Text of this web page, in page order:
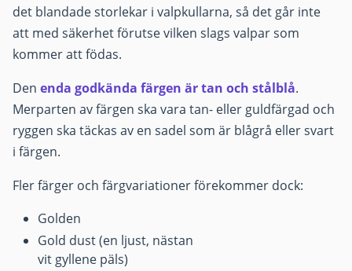
det blandade storlekar i valpkullarna, så det går inte
att med säkerhet förutse vilken slags valpar som
kommer att födas.
Den enda godkända färgen är tan och stålblå.
Merparten av färgen ska vara tan- eller guldfärgad och
ryggen ska täckas av en sadel som är blågrå eller svart
i färgen.
Fler färger och färgvariationer förekommer dock:
Golden
Gold dust (en ljust, nästan
vit gyllene päls)